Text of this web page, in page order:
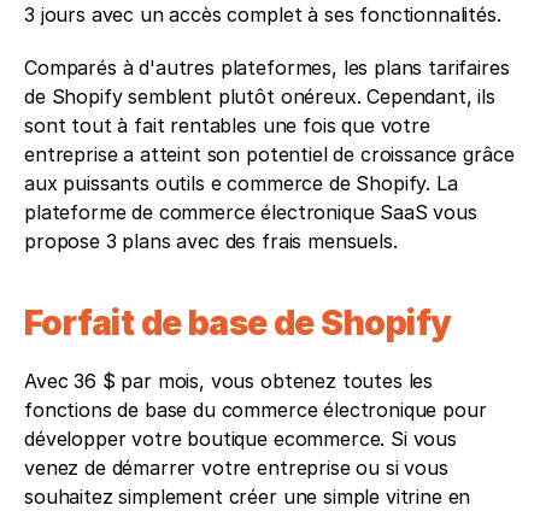
3 jours avec un accès complet à ses fonctionnalités.
Comparés à d'autres plateformes, les plans tarifaires
de Shopify semblent plutôt onéreux. Cependant, ils
sont tout à fait rentables une fois que votre
entreprise a atteint son potentiel de croissance grâce
aux puissants outils e commerce de Shopify. La
plateforme de commerce électronique SaaS vous
propose 3 plans avec des frais mensuels.
Forfait de base de Shopify
Avec 36 $ par mois, vous obtenez toutes les
fonctions de base du commerce électronique pour
développer votre boutique ecommerce. Si vous
venez de démarrer votre entreprise ou si vous
souhaitez simplement créer une simple vitrine en